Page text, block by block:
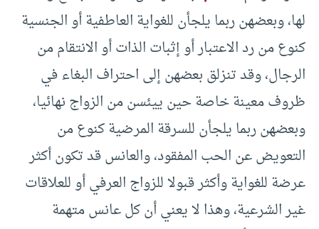
لها، وبعضهن ربما يلجأن للغواية العاطفية أو الجنسية
كنوع من رد الاعتبار أو إثبات الذات أو الانتقام من
الرجال، وقد تنزلق بعضهن إلى احتراف البغاء في
ظروف معينة خاصة حين ييئسن من الزواج نهائيا،
وبعضهن ربما يلجأن للسرقة المرضية كنوع من
التعويض عن الحب المفقود، والعانس قد تكون أكثر
عرضة للغواية وأكثر قبولا للزواج العرفي أو للعلاقات
غير الشرعية، وهذا لا يعني أن كل عانس متهمة